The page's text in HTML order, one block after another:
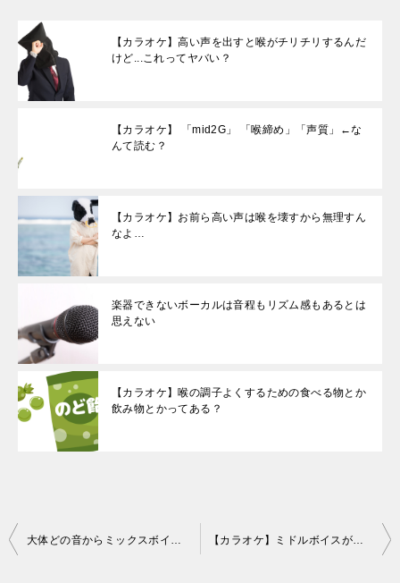
【カラオケ】高い声を出すと喉がチリチリするんだ
けど...これってヤバい？
【カラオケ】 「mid2G」 「喉締め」「声質」←な
んて読む？
【カラオケ】お前ら高い声は喉を壊すから無理すん
なよ…
楽器できないボーカルは音程もリズム感もあるとは
思えない
【カラオケ】喉の調子よくするための食べる物とか
飲み物とかってある？
投
大体どの音からミックスボイスに切り替えていくものなのかな 【カラオケ】ミドルボイスが出来れば、他人のミドルも聴き分けられるようになるよな